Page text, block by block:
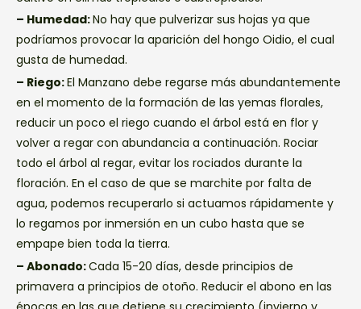
– Humedad:No hay que pulverizar sus hojas ya que
podríamos provocar la aparición del hongo Oidio, el cual
gusta de humedad.
– Riego:El Manzano debe regarse más abundantemente
en el momento de la formación de las yemas florales,
reducir un poco el riego cuando el árbol está en flor y
volver a regar con abundancia a continuación. Rociar
todo el árbol al regar, evitar los rociados durante la
floración. En el caso de que se marchite por falta de
agua, podemos recuperarlo si actuamos rápidamente y
lo regamos por inmersión en un cubo hasta que se
empape bien toda la tierra.
– Abonado:Cada 15-20 días, desde principios de
primavera a principios de otoño. Reducir el abono en las